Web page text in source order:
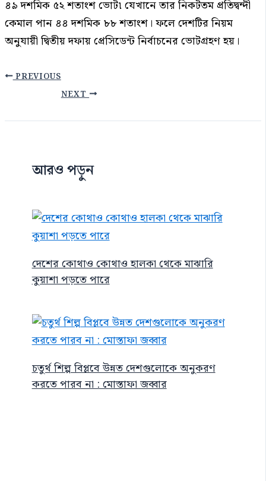
৪৯ দশমিক ৫২ শতাংশ ভোট৷ যেখানে তার নিকটতম প্রতিদ্বন্দী
কেমাল পান ৪৪ দশমিক ৮৮ শতাংশ। ফলে দেশটির নিয়ম
অনুযায়ী দ্বিতীয় দফায় প্রেসিডেন্ট নির্বাচনের ভোটগ্রহণ হয়।
PREVIOUS
NEXT
আরও পড়ুন
দেশের কোথাও কোথাও হালকা থেকে মাঝারি
কুয়াশা পড়তে পারে
চতুর্থ শিল্প বিপ্লবে উন্নত দেশগুলোকে অনুকরণ
করতে পারব না : মোস্তাফা জব্বার